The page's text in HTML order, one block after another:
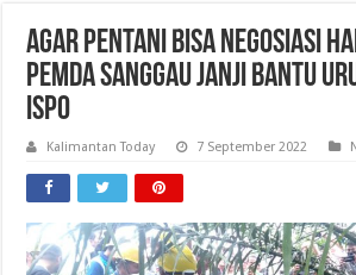
Agar Pentani Bisa Negosiasi
Pemda Sanggau Janji Bantu
ISPO
Kalimantan Today 7 September 2022